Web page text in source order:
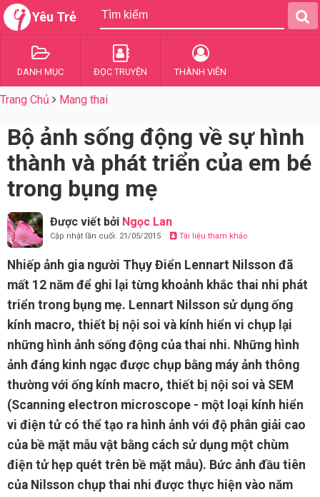
Yêu Trẻ
DANH MỤC ĐỌC TRUYỆN THÀNH VIÊN
Trang Chủ Mang thai
Bộ ảnh sống động về sự hình
thành và phát triển của em bé
trong bụng mẹ
Được viết bởi Ngọc Lan
Cập nhật lần cuối: 21/05/2015 Tài liệu tham khảo
Nhiếp ảnh gia người Thụy Điển Lennart Nilsson đã
mất 12 năm để ghi lại từng khoảnh khắc thai nhi phát
triển trong bụng mẹ. Lennart Nilsson sử dụng ống
kính macro, thiết bị nội soi và kính hiển vi chụp lại
những hình ảnh sống động của thai nhi. Những hình
ảnh đáng kinh ngạc được chụp bằng máy ảnh thông
thường với ống kính macro, thiết bị nội soi và SEM
(Scanning electron microscope - một loại kính hiển
vi điện tử có thể tạo ra hình ảnh với độ phân giải cao
của bề mặt mẫu vật bằng cách sử dụng một chùm
điện tử hẹp quét trên bề mặt mẫu). Bức ảnh đầu tiên
của Nilsson chụp thai nhi được thực hiện vào năm